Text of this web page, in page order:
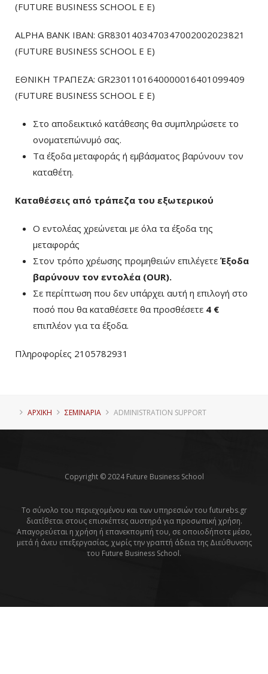
(FUTURE BUSINESS SCHOOL E E)
ALPHA BANK IBAN: GR8301403470347002002023821
(FUTURE BUSINESS SCHOOL E E)
ΕΘΝΙΚΗ ΤΡΑΠΕΖΑ: GR2301101640000016401099409
(FUTURE BUSINESS SCHOOL E E)
Στο αποδεικτικό κατάθεσης θα συμπληρώσετε το
ονοματεπώνυμό σας.
Τα έξοδα μεταφοράς ή εμβάσματος βαρύνουν τον
καταθέτη.
Καταθέσεις από τράπεζα του εξωτερικού
Ο εντολέας χρεώνεται με όλα τα έξοδα της
μεταφοράς
Στον τρόπο χρέωσης προμηθειών επιλέγετε Έξοδα
βαρύνουν τον εντολέα (ΟUR).
Σε περίπτωση που δεν υπάρχει αυτή η επιλογή στο
ποσό που θα καταθέσετε θα προσθέσετε 4 €
επιπλέον για τα έξοδα.
Πληροφορίες 2105782931
ΑΡΧΙΚΗ ΣΕΜΙΝΑΡΙΑ ADMINISTRATION SUPPORT
Copyright © 2024 Future Business School
Το σύνολο του περιεχομένου και των υπηρεσιών του futurebs.gr
διατίθεται στους επισκέπτες αυστηρά για προσωπική χρήση.
Απαγορεύεται η χρήση ή επανεκπομπή του, σε οποιοδήποτε μέσο,
μετά ή άνευ επεξεργασίας, χωρίς την γραπτή άδεια της Διεύθυνσης
του Future Business School.